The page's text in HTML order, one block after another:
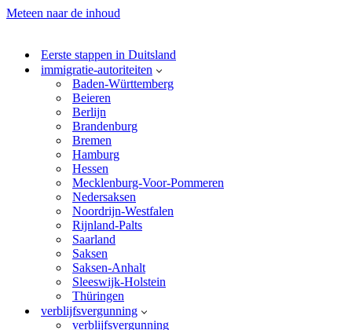
Meteen naar de inhoud
Eerste stappen in Duitsland
immigratie-autoriteiten
Baden-Württemberg
Beieren
Berlijn
Brandenburg
Bremen
Hamburg
Hessen
Mecklenburg-Voor-Pommeren
Nedersaksen
Noordrijn-Westfalen
Rijnland-Palts
Saarland
Saksen
Saksen-Anhalt
Sleeswijk-Holstein
Thüringen
verblijfsvergunning
verblijfsvergunning